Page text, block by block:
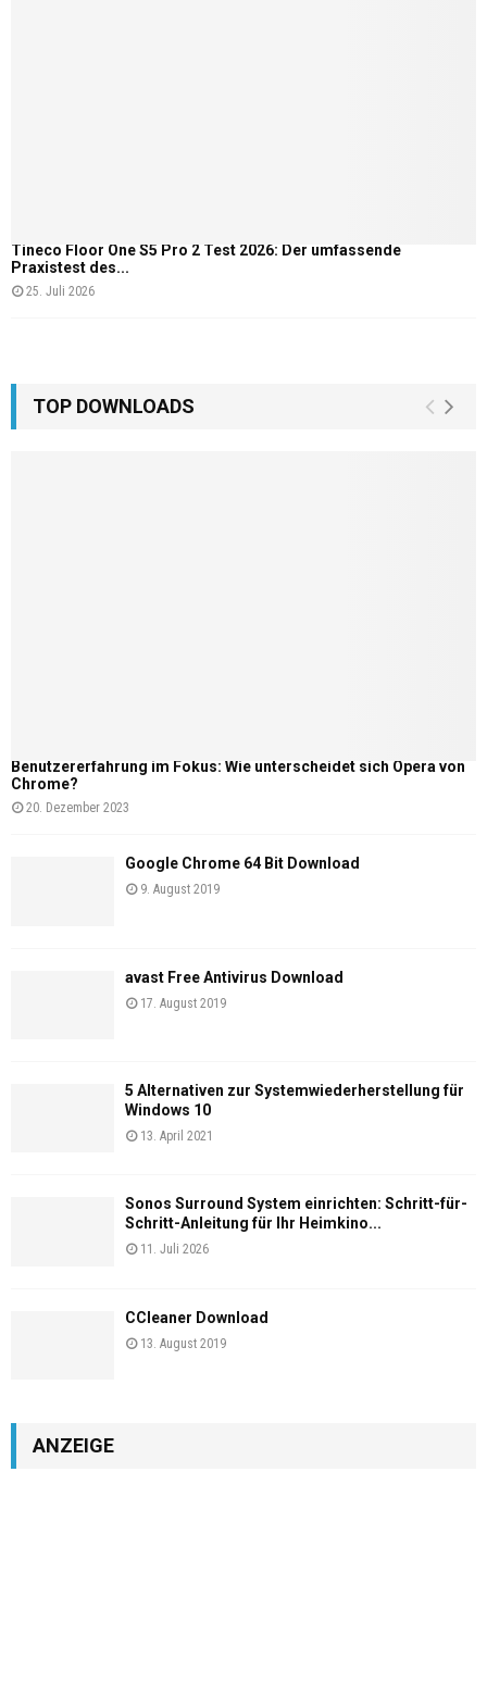
Tineco Floor One S5 Pro 2 Test 2026: Der umfassende
Praxistest des...
25. Juli 2026
TOP DOWNLOADS
Benutzererfahrung im Fokus: Wie unterscheidet sich Opera von
Chrome?
20. Dezember 2023
Google Chrome 64 Bit Download
9. August 2019
avast Free Antivirus Download
17. August 2019
5 Alternativen zur Systemwiederherstellung für
Windows 10
13. April 2021
Sonos Surround System einrichten: Schritt-für-
Schritt-Anleitung für Ihr Heimkino...
11. Juli 2026
CCleaner Download
13. August 2019
ANZEIGE